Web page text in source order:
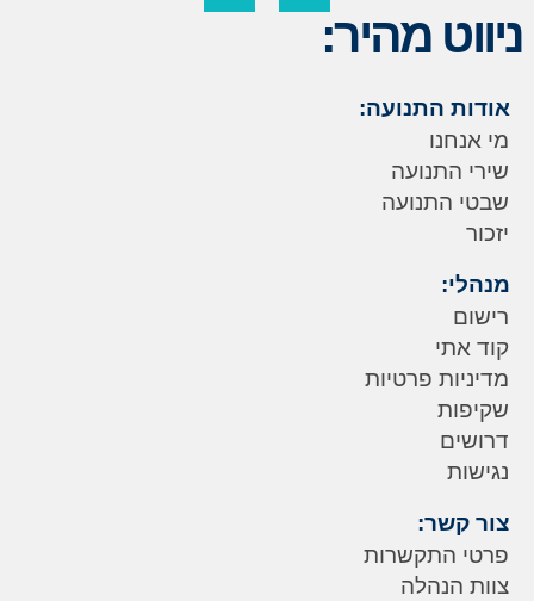
ניווט מהיר:
אודות התנועה:
מי אנחנו
שירי התנועה
שבטי התנועה
יזכור
מנהלי:
רישום
קוד אתי
מדיניות פרטיות
שקיפות
דרושים
נגישות
צור קשר:
פרטי התקשרות
צוות הנהלה